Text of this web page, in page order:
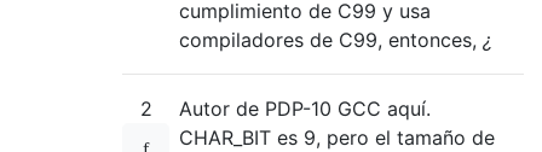
cumplimiento de C99 y usa
compiladores de C99, entonces, ¿
2
Autor de PDP-10 GCC aquí.
CHAR_BIT es 9, pero el tamaño de